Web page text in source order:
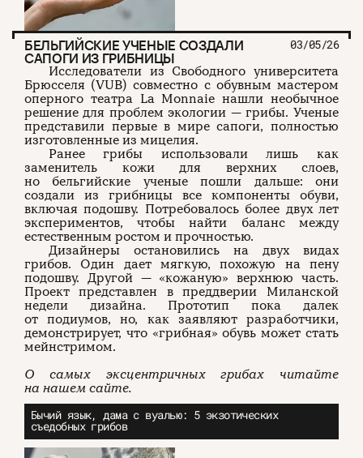
БЕЛЬГИЙСКИЕ УЧЕНЫЕ СОЗДАЛИ
САПОГИ ИЗ ГРИБНИЦЫ
03/05/26
Исследователи из Свободного университета
Брюсселя (VUB) совместно с обувным мастером
оперного театра La Monnaie нашли необычное
решение для проблем экологии — грибы. Ученые
представили первые в мире сапоги, полностью
изготовленные из мицелия.
Ранее грибы использовали лишь как
заменитель кожи для верхних слоев,
но бельгийские ученые пошли дальше: они
создали из грибницы все компоненты обуви,
включая подошву. Потребовалось более двух лет
экспериментов, чтобы найти баланс между
естественным ростом и прочностью.
Дизайнеры остановились на двух видах
грибов. Один дает мягкую, похожую на пену
подошву. Другой — «кожаную» верхнюю часть.
Проект представлен в преддверии Миланской
недели дизайна. Прототип пока далек
от подиумов, но, как заявляют разработчики,
демонстрирует, что «грибная» обувь может стать
мейнстримом.
О самых эксцентричных грибах читайте
на нашем сайте.
Бычий язык, дама с вуалью: 5 экзотических
съедобных грибов